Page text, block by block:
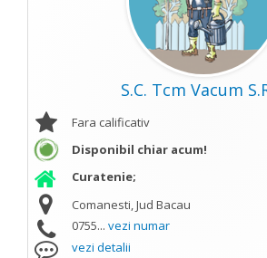
S.C. Tcm Vacum
Fara calificativ
Disponibil chiar acum!
Curatenie;
Comanesti, Jud Bacau
0755... vezi numar
vezi detalii